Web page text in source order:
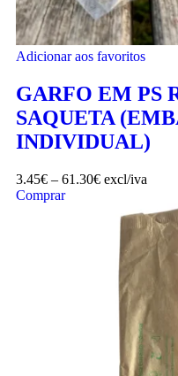
Adicionar aos favoritos
GARFO EM PS
SAQUETA
INDIVIDUAL)
3.45€ – 61.30€ excl/iva
Comprar